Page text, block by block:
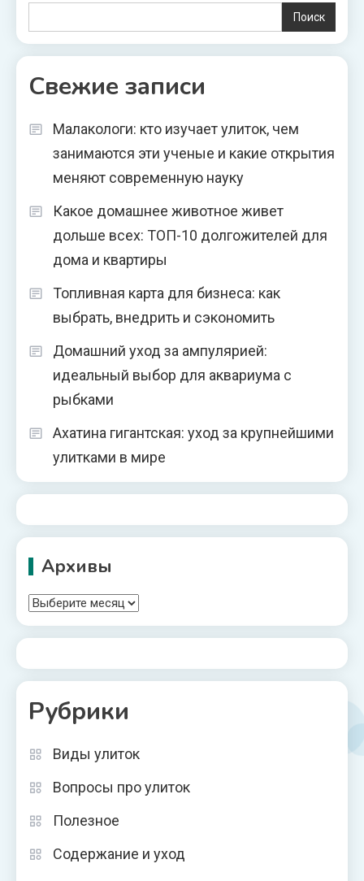
Поиск
Свежие записи
Малакологи: кто изучает улиток, чем
занимаются эти ученые и какие открытия
меняют современную науку
Какое домашнее животное живет
дольше всех: ТОП-10 долгожителей для
дома и квартиры
Топливная карта для бизнеса: как
выбрать, внедрить и сэкономить
Домашний уход за ампулярией:
идеальный выбор для аквариума с
рыбками
Ахатина гигантская: уход за крупнейшими
улитками в мире
Архивы
Архивы
Рубрики
Виды улиток
Вопросы про улиток
Полезное
Содержание и уход